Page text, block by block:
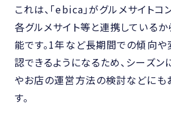
これは、「ebica」がグルメサイトコ
各グルメサイト等と連携している
能です。1年など長期間での傾向
認できるようになるため、シーズ
やお店の運営方法の検討などにも
す。